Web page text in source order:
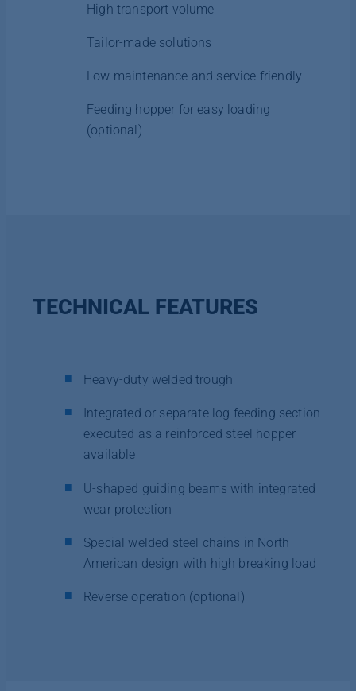
High transport volume
Tailor-made solutions
Low maintenance and service friendly
Feeding hopper for easy loading
(optional)
TECHNICAL FEATURES
Heavy-duty welded trough
Integrated or separate log feeding section
executed as a reinforced steel hopper
available
U-shaped guiding beams with integrated
wear protection
Special welded steel chains in North
American design with high breaking load
Reverse operation (optional)